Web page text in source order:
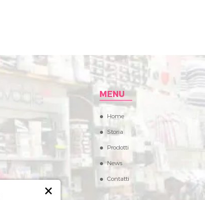
MENU
Home
Storia
Prodotti
News
Contatti
×